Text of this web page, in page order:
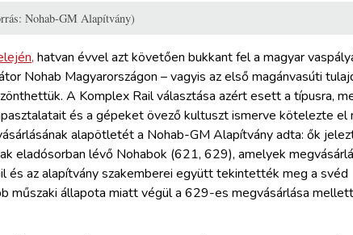
Nohab-GM Alapítvány)
hatvan évvel azt követően bukkant fel a magyar
Nohab Magyarországon – vagyis az első magánvasúti
A Komplex Rail választása azért esett a típusra,
és a gépeket övező kultuszt ismerve kötelezte el
alapötletét a Nohab-GM Alapítvány adta: ők
eladósorban lévő Nohabok (621, 629), amelyek
és az alapítvány szakemberei együtt tekintették meg a svéd
műszaki állapota miatt végül a 629-es megvásárlása mellett